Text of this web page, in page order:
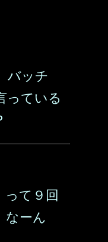
バッチ
っている
って９回
なーん